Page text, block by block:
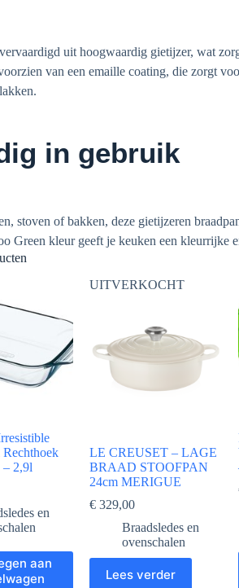
uit hoogwaardig gietijzer, wat
van een emaille coating, die zorgt
in gebruik
stoven of bakken, deze gietijzeren
Green kleur geeft je keuken een kleurrijke
Rechthoek
– 2,9l
en
aan
UITVERKOCHT
LE CREUSET – LAGE
BRAAD STOOFPAN
24cm MERIGUE
€329,00
Braadsledes en
ovenschalen
Lees verder